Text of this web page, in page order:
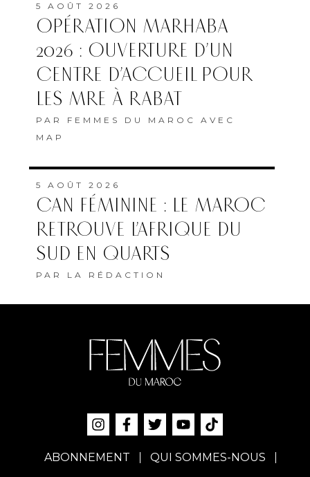
5 AOÛT 2026
OPÉRATION MARHABA
2026 : OUVERTURE D’UN
CENTRE D’ACCUEIL POUR
LES MRE À RABAT
PAR FEMMES DU MAROC AVEC
MAP
5 AOÛT 2026
CAN FÉMININE : LE MAROC
RETROUVE L’AFRIQUE DU
SUD EN QUARTS
PAR LA RÉDACTION
ABONNEMENT QUI SOMMES-NOUS